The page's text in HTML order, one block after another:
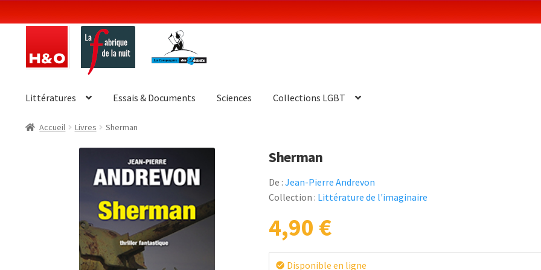
la
contenu
Littératures Essais & Documents Sciences Collections LGBT
Accueil Livres Sherman
Sherman
De :Jean-Pierre Andrevon
Collection : Littérature de l'imaginaire
4,90 €
check_circle Disponible en ligne